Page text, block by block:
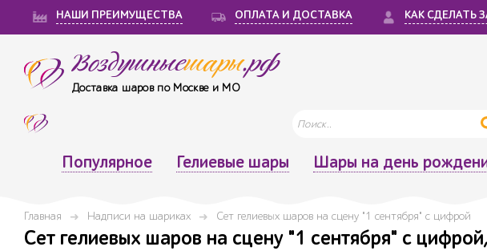
НАШИ ПРЕИМУЩЕСТВА ОПЛАТА И ДОСТАВКА КАК СДЕЛАТЬ
Воздушныешары.рф
Доставка шаров по Москве и МО
Популярное Гелиевые шары Шары на день
Главная Надписи на шариках Сет гелиевых шаров на сцену "1 сентября" с цифрой
Сет гелиевых шаров на сцену "1 сентября" с